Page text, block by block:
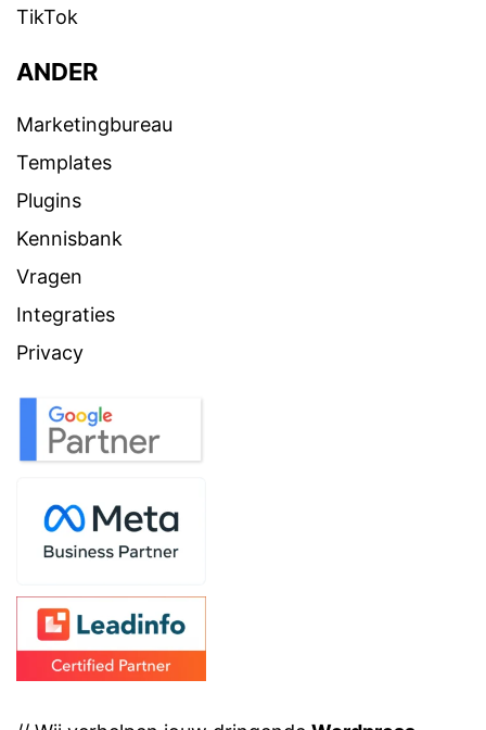
TikTok
ANDER
Marketingbureau
Templates
Plugins
Kennisbank
Vragen
Integraties
Privacy